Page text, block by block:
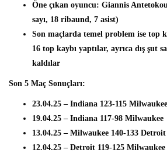
Öne çıkan oyuncu: Giannis
sayı, 18 ribaund, 7 asist)
Son maçlarda temel problem ise top
16 top kaybı yaptılar, ayrıca dış şut
kaldılar
Son 5 Maç Sonuçları:
23.04.25 – Indiana 123-115 Milwaukee
19.04.25 – Indiana 117-98 Milwaukee
13.04.25 – Milwaukee 140-133 Detroit
12.04.25 – Detroit 119-125 Milwaukee